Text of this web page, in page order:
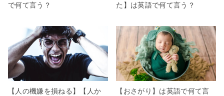
で何て言う？
た】は英語で何て言う？
【人の機嫌を損ねる】【人か
【おさがり】は英語で何て言